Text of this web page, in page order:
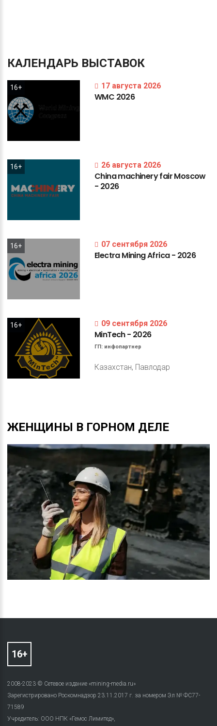
КАЛЕНДАРЬ ВЫСТАВОК
16+ 17 августа 2026
WMC 2026
16+ 26 августа 2026
ChinamachineryfairMoscow
- 2026
16+ 07 сентября 2026
ElectraMiningAfrica- 2026
16+ 09 сентября 2026
MinTech- 2026
ГП: инфопартнер
Казахстан, Павлодар
ЖЕНЩИНЫ В ГОРНОМ ДЕЛЕ
2008-2023 © Сетевое издание «mining-media.ru»
Зарегистрировано Роскомнадзор 23.11.2017 г. за номером Эл № ФС77-
71589
Учредитель: ООО НПК «Гемос Лимитед»,